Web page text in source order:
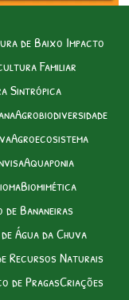
de Baixo Impacto
Familiar
Sintrópica
Agrobiodiversidade
Agroecosistema
Aquaponia
Biomimética
Bananeiras
Água da Chuva
Recursos Naturais
de PragasCriações